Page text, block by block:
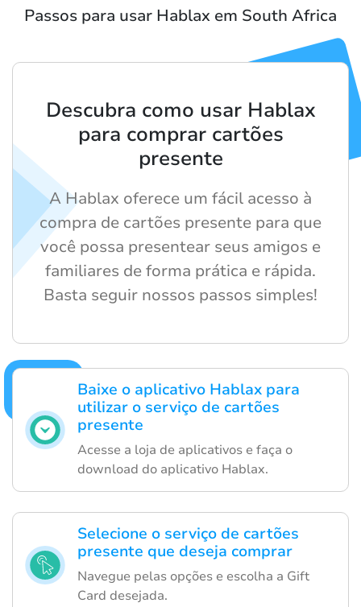
Passos para usar Hablax em South Africa
Baixe o aplicativo Hablax para
utilizar o serviço de cartões
presente
Acesse a loja de aplicativos e faça o
download do aplicativo Hablax.
Selecione o serviço de cartões
presente que deseja comprar
Navegue pelas opções e escolha a Gift
Card desejada.
Descubra como usar Hablax
para comprar cartões
presente
A Hablax oferece um fácil acesso à
compra de cartões presente para que
você possa presentear seus amigos e
familiares de forma prática e rápida.
Basta seguir nossos passos simples!